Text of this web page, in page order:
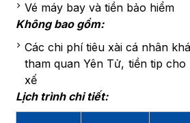
Vé máy bay và tiền bảo hiểm
Không bao gồm:
Các chi phí tiêu xài cá nhân
tham quan Yên Tử, tiền tip
xế
Lịch trình chi tiết: